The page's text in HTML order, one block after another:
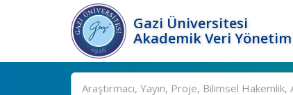
Gazi Üniversitesi
Akademik Veri
Ara